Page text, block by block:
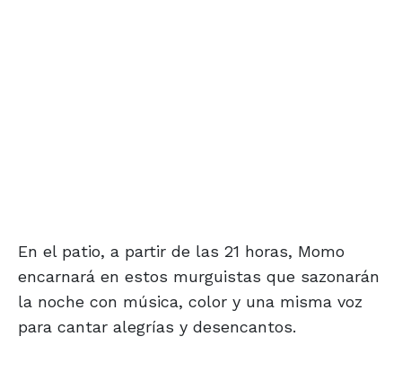
En el patio, a partir de las 21 horas, Momo
encarnará en estos murguistas que sazonarán
la noche con música, color y una misma voz
para cantar alegrías y desencantos.